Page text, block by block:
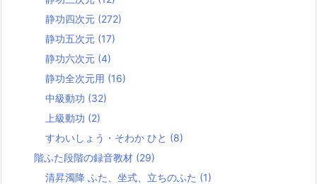
静功四次元 (272)
静功五次元 (17)
静功六次元 (4)
静功全次元用 (16)
中級動功 (32)
上級動功 (2)
すわいしょう・そわか ひと (8)
階ふた段階の録音教材 (29)
清昇濁降 ふた、坐式、立ちのふた (1)